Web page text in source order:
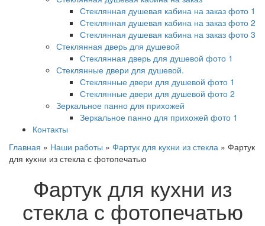
Стеклянная душевая кабина на заказ фото 1
Стеклянная душевая кабина на заказ фото 2
Стеклянная душевая кабина на заказ фото 3
Стеклянная дверь для душевой
Стеклянная дверь для душевой фото 1
Стеклянные двери для душевой.
Стеклянные двери для душевой фото 1
Стеклянные двери для душевой фото 2
Зеркальное панно для прихожей
Зеркальное панно для прихожей фото 1
Контакты
Главная » Наши работы » Фартук для кухни из стекла » Фартук
для кухни из стекла с фотопечатью
Фартук для кухни из
стекла с фотопечатью